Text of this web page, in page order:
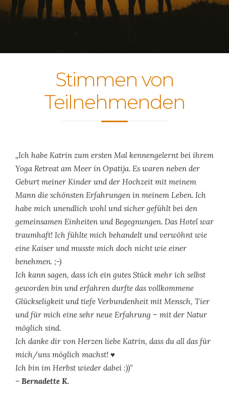
Stimmen von
Teilnehmenden
„Ich habe Katrin zum ersten Mal kennengelernt bei ihrem
Yoga Retreat am Meer in Opatija. Es waren neben der
Geburt meiner Kinder und der Hochzeit mit meinem
Mann die schönsten Erfahrungen in meinem Leben. Ich
habe mich unendlich wohl und sicher gefühlt bei den
gemeinsamen Einheiten und Begegnungen. Das Hotel war
traumhaft! Ich fühlte mich behandelt und verwöhnt wie
eine Kaiser und musste mich doch nicht wie einer
benehmen. ;-)
Ich kann sagen, dass ich ein gutes Stück mehr ich selbst
geworden bin und erfahren durfte das vollkommene
Glückseligkeit und tiefe Verbundenheit mit Mensch, Tier
und für mich eine sehr neue Erfahrung – mit der Natur
möglich sind.
Ich danke dir von Herzen liebe Katrin, dass du all das für
mich/uns möglich machst! ♥️
Ich bin im Herbst wieder dabei :))“
– Bernadette K.